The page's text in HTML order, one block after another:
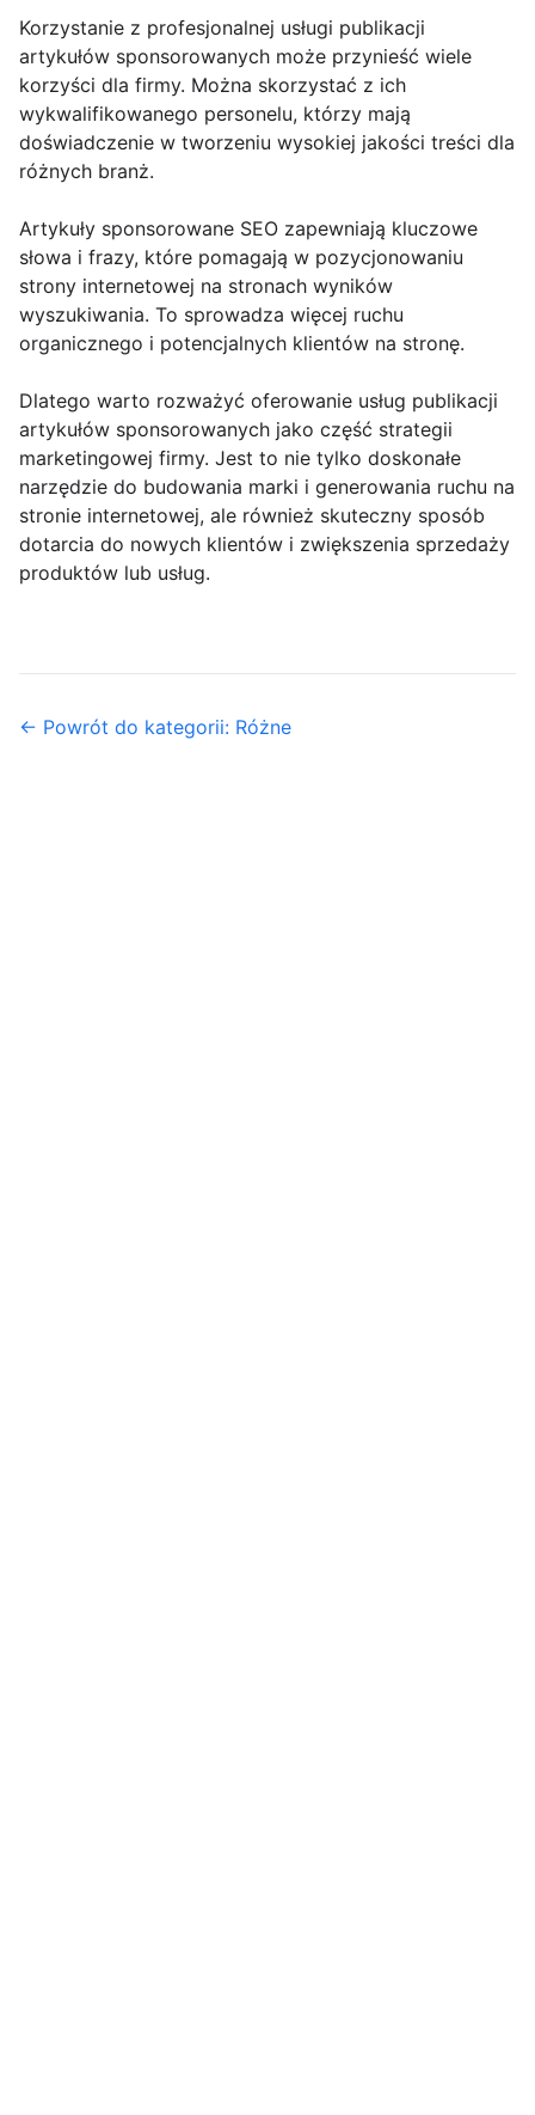
Korzystanie z profesjonalnej usługi publikacji
artykułów sponsorowanych może przynieść wiele
korzyści dla firmy. Można skorzystać z ich
wykwalifikowanego personelu, którzy mają
doświadczenie w tworzeniu wysokiej jakości treści dla
różnych branż.
Artykuły sponsorowane SEO zapewniają kluczowe
słowa i frazy, które pomagają w pozycjonowaniu
strony internetowej na stronach wyników
wyszukiwania. To sprowadza więcej ruchu
organicznego i potencjalnych klientów na stronę.
Dlatego warto rozważyć oferowanie usług publikacji
artykułów sponsorowanych jako część strategii
marketingowej firmy. Jest to nie tylko doskonałe
narzędzie do budowania marki i generowania ruchu na
stronie internetowej, ale również skuteczny sposób
dotarcia do nowych klientów i zwiększenia sprzedaży
produktów lub usług.
← Powrót do kategorii: Różne